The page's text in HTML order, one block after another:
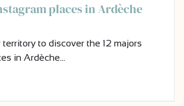
places in Ardèche
territory to discover the 12 majors
in Ardèche…